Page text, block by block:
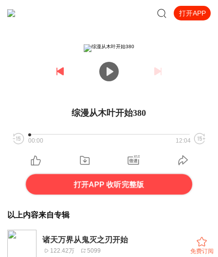
打开APP
综漫从木叶开始380
00:00 12:04
打开APP 收听完整版
以上内容来自专辑
诸天万界从鬼灭之刃开始
122.42万 5099 免费订阅